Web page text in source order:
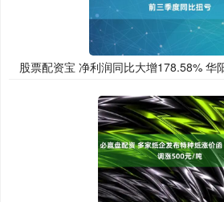
股票配资宝 净利润同比大增178.58% 华